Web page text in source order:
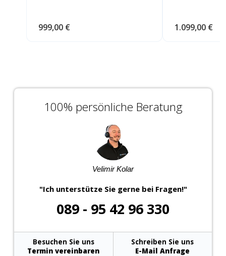
999,00 € 1.099,00 €
100% persönliche Beratung
Velimir Kolar
"Ich unterstütze Sie gerne bei Fragen!"
089 - 95 42 96 330
Besuchen Sie uns
Termin vereinbaren
Schreiben Sie uns
E-Mail Anfrage